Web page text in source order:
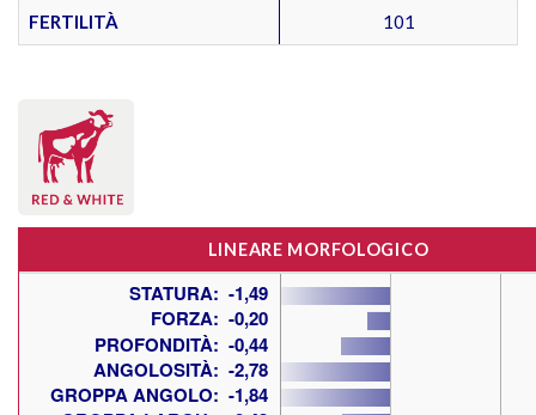
FERTILITÀ 101
LINEARE MORFOLOGICO